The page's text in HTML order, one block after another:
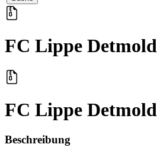
FC Lippe Detmold
FC Lippe Detmold
Beschreibung